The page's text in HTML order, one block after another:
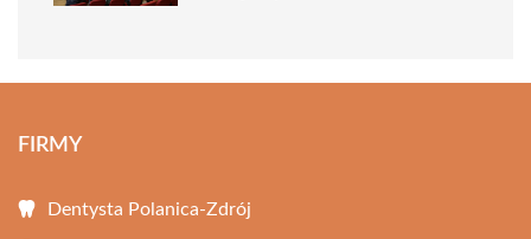
FIRMY
Dentysta Polanica-Zdrój